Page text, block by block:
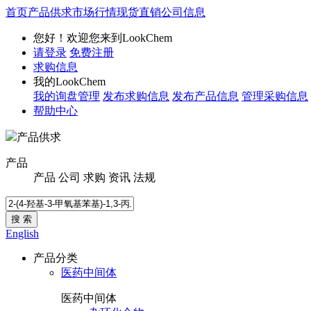
首页产品供求市场行情现货直销公司信息
您好！欢迎您来到LookChem
请登录 免费注册
求购信息
我的LookChem
我的询盘管理 发布求购信息 发布产品信息 管理采购信息
帮助中心
产品供求
产品
产品 公司 求购 资讯 法规
搜 索
English
产品分类
医药中间体
医药中间体